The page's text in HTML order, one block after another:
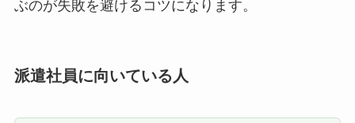
ぶのが失敗を避けるコツになります。
派遣社員に向いている人